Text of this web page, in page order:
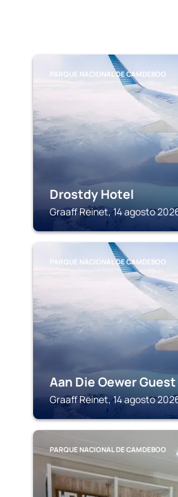
PARQUE NACIONAL DE CAMDEBOO
Drostdy Hotel
Graaff Reinet, 14 agosto
PARQUE NACIONAL DE CAMDEBOO
Aan Die Oewer
Graaff Reinet, 14 agosto
PARQUE NACIONAL DE CAMDEBOO